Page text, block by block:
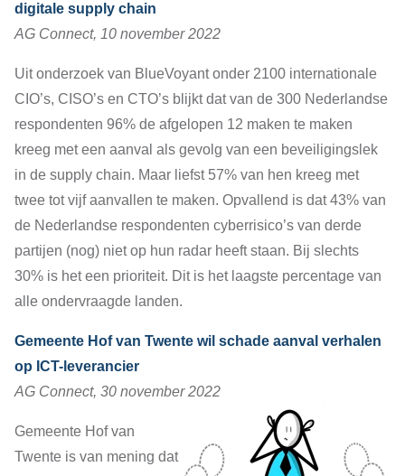
digitale supply chain
AG Connect, 10 november 2022
Uit onderzoek van BlueVoyant onder 2100 internationale
CIO’s, CISO’s en CTO’s blijkt dat van de 300 Nederlandse
respondenten 96% de afgelopen 12 maken te maken
kreeg met een aanval als gevolg van een beveiligingslek
in de supply chain. Maar liefst 57% van hen kreeg met
twee tot vijf aanvallen te maken. Opvallend is dat 43% van
de Nederlandse respondenten cyberrisico’s van derde
partijen (nog) niet op hun radar heeft staan. Bij slechts
30% is het een prioriteit. Dit is het laagste percentage van
alle ondervraagde landen.
Gemeente Hof van Twente wil schade aanval verhalen
op ICT-leverancier
AG Connect, 30 november 2022
Gemeente Hof van
Twente is van mening dat